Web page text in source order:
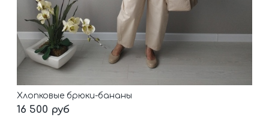
Хлопковые брюки-бананы
16 500 руб